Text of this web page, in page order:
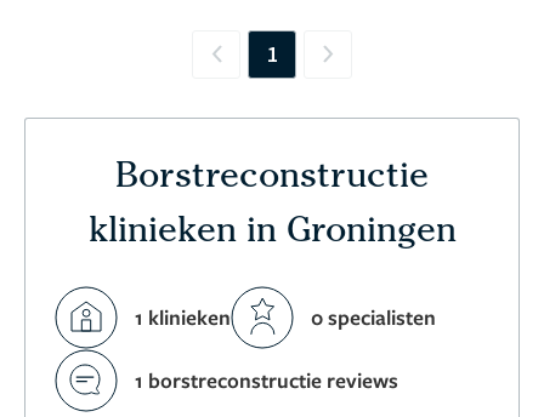
Previous
1 Next
Borstreconstructie
klinieken in Groningen
1 klinieken 0 specialisten
1 borstreconstructie reviews